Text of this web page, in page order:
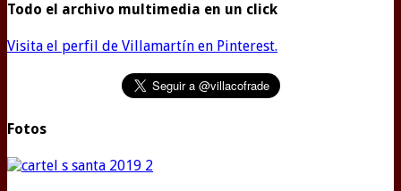
Todo el archivo multimedia en un click
Visita el perfil de Villamartín en Pinterest.
Fotos